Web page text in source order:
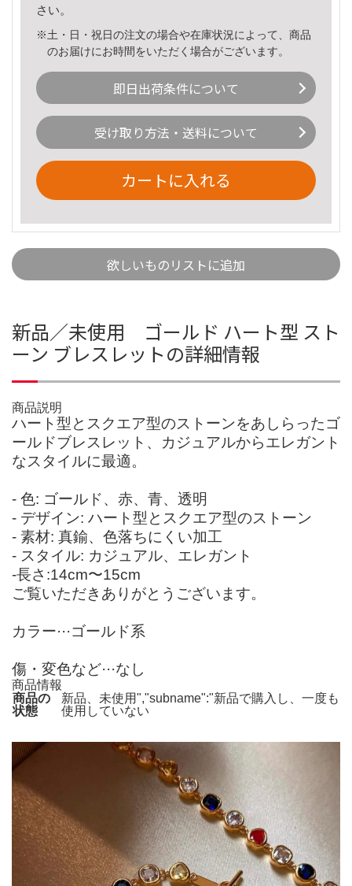
さい。
※土・日・祝日の注文の場合や在庫状況によって、商品
のお届けにお時間をいただく場合がございます。
即日出荷条件について
受け取り方法・送料について
カートに入れる
欲しいものリストに追加
新品／未使用 ゴールド ハート型 スト
ーン ブレスレットの詳細情報
商品説明
ハート型とスクエア型のストーンをあしらったゴ
ールドブレスレット、カジュアルからエレガント
なスタイルに最適。
- 色: ゴールド、赤、青、透明
- デザイン: ハート型とスクエア型のストーン
- 素材: 真鍮、色落ちにくい加工
- スタイル: カジュアル、エレガント
-長さ:14cm〜15cm
ご覧いただきありがとうございます。
カラー···ゴールド系
傷・変色など···なし
商品情報
商品の
状態
新品、未使用","subname":"新品で購入し、一度も
使用していない